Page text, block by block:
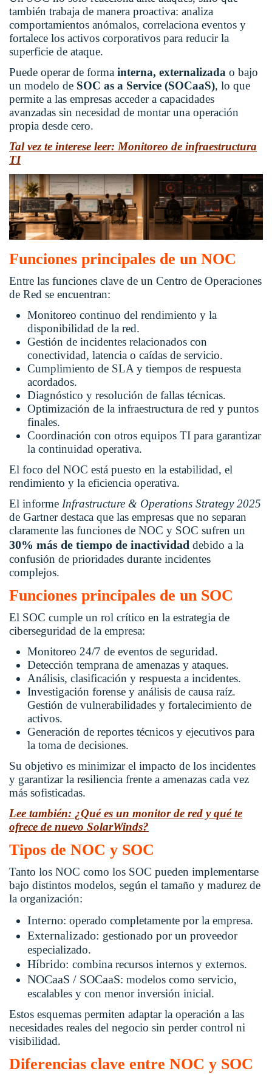
también trabaja de manera proactiva: analiza
comportamientos anómalos, correlaciona eventos y
fortalece los activos corporativos para reducir la
superficie de ataque.
Puede operar de forma interna, externalizada o bajo
un modelo de SOC as a Service (SOCaaS), lo que
permite a las empresas acceder a capacidades
avanzadas sin necesidad de montar una operación
propia desde cero.
Tal vez te interese leer: Monitoreo de infraestructura
TI
Funciones principales de un NOC
Entre las funciones clave de un Centro de Operaciones
de Red se encuentran:
Monitoreo continuo del rendimiento y la
disponibilidad de la red.
Gestión de incidentes relacionados con
conectividad, latencia o caídas de servicio.
Cumplimiento de SLA y tiempos de respuesta
acordados.
Diagnóstico y resolución de fallas técnicas.
Optimización de la infraestructura de red y puntos
finales.
Coordinación con otros equipos TI para garantizar
la continuidad operativa.
El foco del NOC está puesto en la estabilidad, el
rendimiento y la eficiencia operativa.
El informe Infrastructure & Operations Strategy 2025
de Gartner destaca que las empresas que no separan
claramente las funciones de NOC y SOC sufren un
30% más de tiempo de inactividad debido a la
confusión de prioridades durante incidentes
complejos.
Funciones principales de un SOC
El SOC cumple un rol crítico en la estrategia de
ciberseguridad de la empresa:
Monitoreo 24/7 de eventos de seguridad.
Detección temprana de amenazas y ataques.
Análisis, clasificación y respuesta a incidentes.
Investigación forense y análisis de causa raíz.
Gestión de vulnerabilidades y fortalecimiento de
activos.
Generación de reportes técnicos y ejecutivos para
la toma de decisiones.
Su objetivo es minimizar el impacto de los incidentes
y garantizar la resiliencia frente a amenazas cada vez
más sofisticadas.
Lee también: ¿Qué es un monitor de red y qué te
ofrece de nuevo SolarWinds?
Tipos de NOC y SOC
Tanto los NOC como los SOC pueden implementarse
bajo distintos modelos, según el tamaño y madurez de
la organización:
Interno: operado completamente por la empresa.
Externalizado: gestionado por un proveedor
especializado.
Híbrido: combina recursos internos y externos.
NOCaaS / SOCaaS: modelos como servicio,
escalables y con menor inversión inicial.
Estos esquemas permiten adaptar la operación a las
necesidades reales del negocio sin perder control ni
visibilidad.
Diferencias clave entre NOC y SOC